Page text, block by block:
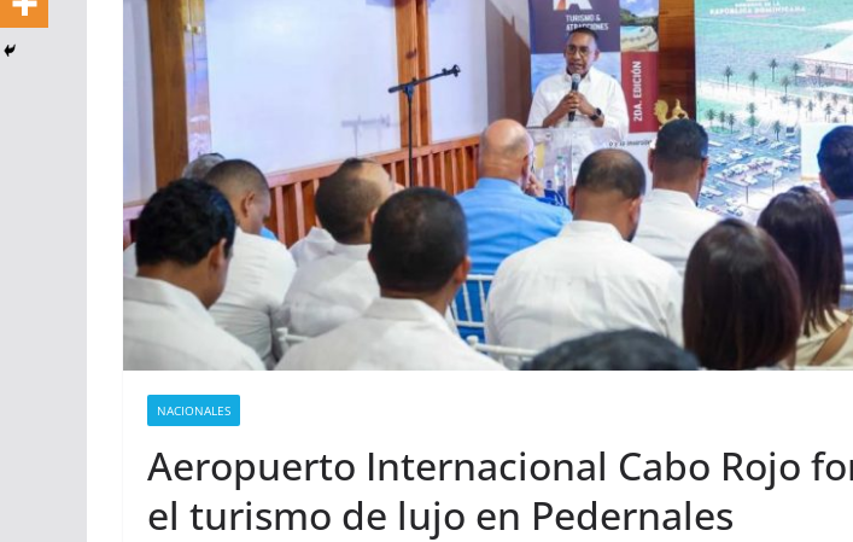
NACIONALES
Aeropuerto Internacional Cabo Rojo
el turismo de lujo en Pedernales